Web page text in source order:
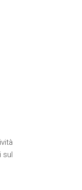
sul